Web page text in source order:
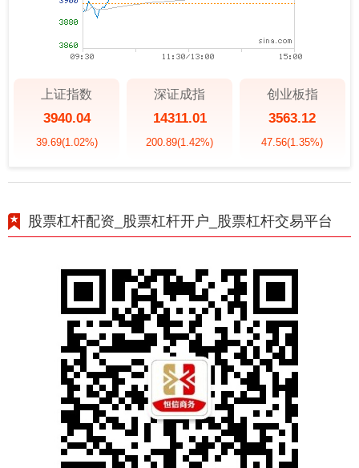
上证指数
3940.04
39.69(1.02%)
深证成指
14311.01
200.89(1.42%)
创业板指
3563.12
47.56(1.35%)
股票杠杆配资_股票杠杆开户_股票杠杆交易平台